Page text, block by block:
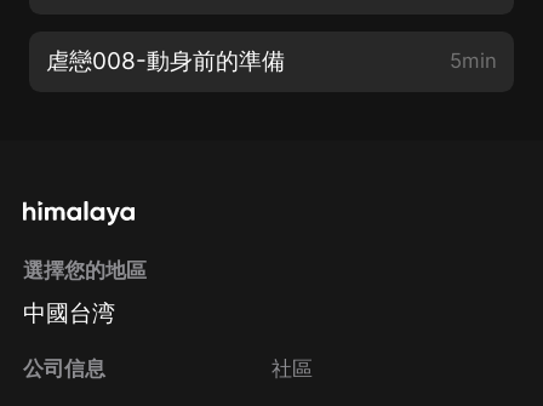
虐戀008-動身前的準備 5min
選擇您的地區
中國台湾
公司信息 社區